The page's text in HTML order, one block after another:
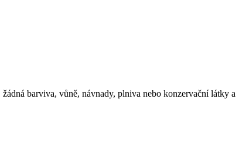
barviva, vůně, návnady, plniva nebo konzervační látky a